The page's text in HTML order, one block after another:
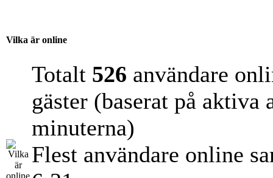
Vilka är online
Totalt 526 användare
gäster (baserat på aktiva
minuterna)
Flest användare online